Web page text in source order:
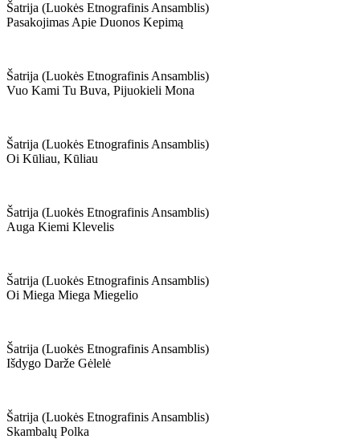
Šatrija (luokės Etnografinis Ansamblis)
Pasakojimas Apie Duonos Kepimą
Šatrija (luokės Etnografinis Ansamblis)
Vuo Kami Tu Buva, Pijuokieli Mona
Šatrija (luokės Etnografinis Ansamblis)
Oi Kūliau, Kūliau
Šatrija (luokės Etnografinis Ansamblis)
Auga Kiemi Klevelis
Šatrija (luokės Etnografinis Ansamblis)
Oi Miega Miega Miegelio
Šatrija (luokės Etnografinis Ansamblis)
Išdygo Darže Gėlelė
Šatrija (luokės Etnografinis Ansamblis)
Skambalų Polka